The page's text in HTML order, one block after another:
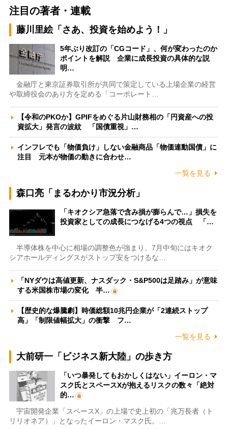
注目の著者・連載
藤川里絵「さあ、投資を始めよう！」
5年ぶり改訂の「CGコード」、何が変わったのか
ポイントを解説 企業に成長投資の具体的な説
明…
金融庁と東京証券取引所が共同で策定している上場企業の経営
や取締役会のあり方を定める「コーポレート…
【令和のPKOか】GPIFをめぐる片山財務相の「円資産への投
資拡大」発言の波紋 「国債重視」…
インフレでも「物価負け」しない金融商品「物価連動国債」に
注目 元本が物価の動きに合わせ…
一覧を見る
森口亮「まるわかり市況分析」
「キオクシア急落で含み損が膨らんで…」損失を
投資家としての成長につなげる4つの視点 「…
半導体株を中心に相場の調整色が強まり、7月中旬にはキオク
シアホールディングスがストップ安をつけるな…
「NYダウは高値更新、ナスダック・S&P500は足踏み」が意味
する米国株市場の変化 半…
【歴史的な爆騰劇】時価総額10兆円企業が「2連続ストップ
高」「制限値幅拡大」の衝撃 フ…
一覧を見る
大前研一「ビジネス新大陸」の歩き方
「いつ暴発してもおかしくはない」イーロン・マ
スク氏とスペースXが抱えるリスクの数々「絶対
的…
宇宙開発企業「スペースX」の上場で史上初の「兆万長者（ト
リリオネア）」となったイーロン・マスク氏。…